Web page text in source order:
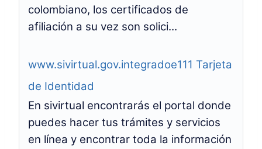
colombiano, los certificados de
afiliación a su vez son solici...
www.sivirtual.gov.integradoe111 Tarjeta
de Identidad
En sivirtual encontrarás el portal donde
puedes hacer tus trámites y servicios
en línea y encontrar toda la información